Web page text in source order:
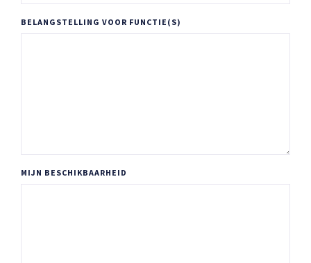
BELANGSTELLING VOOR FUNCTIE(S)
MIJN BESCHIKBAARHEID